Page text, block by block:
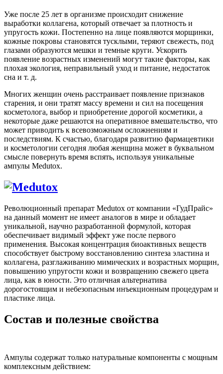
Уже после 25 лет в организме происходит снижение
выработки коллагена, который отвечает за плотность и
упругость кожи. Постепенно на лице появляются морщинки,
кожные покровы становятся тусклыми, теряют свежесть, под
глазами образуются мешки и темные круги. Ускорить
появление возрастных изменений могут такие факторы, как
плохая экология, неправильный уход и питание, недостаток
сна и т. д.
Многих женщин очень расстраивает появление признаков
старения, и они тратят массу времени и сил на посещения
косметолога, выбор и приобретение дорогой косметики, а
некоторые даже решаются на оперативное вмешательство, что
может приводить к всевозможным осложнениям и
последствиям. К счастью, благодаря развитию фармацевтики
и косметологии сегодня любая женщина может в буквальном
смысле повернуть время вспять, используя уникальные
ампулы Medutox.
Революционный препарат Medutox от компании «ГудПрайс»
на данный момент не имеет аналогов в мире и обладает
уникальной, научно разработанной формулой, которая
обеспечивает видимый эффект уже после первого
применения. Высокая концентрация биоактивных веществ
способствует быстрому восстановлению синтеза эластина и
коллагена, разглаживанию мимических и возрастных морщин,
повышению упругости кожи и возвращению свежего цвета
лица, как в юности. Это отличная альтернатива
дорогостоящим и небезопасным инъекционным процедурам и
пластике лица.
Состав и полезные свойства
Ампулы содержат только натуральные компоненты с мощным
комплексным действием: